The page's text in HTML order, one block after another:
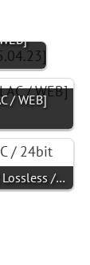
/ WEB]
Lossless /…